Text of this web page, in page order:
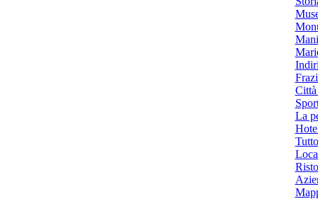
Città
La